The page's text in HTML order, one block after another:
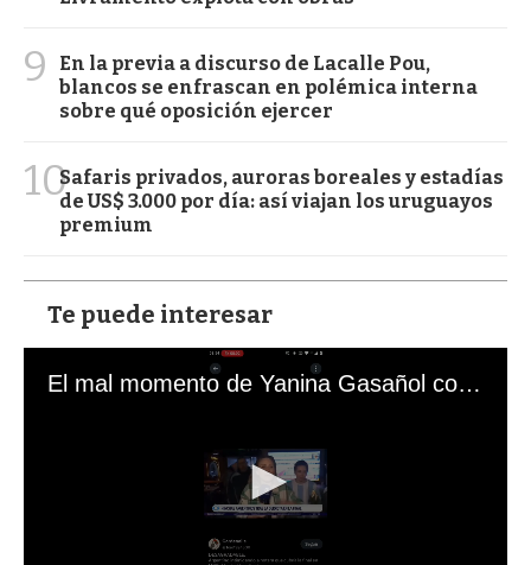
9
En la previa a discurso de Lacalle Pou,
blancos se enfrascan en polémica interna
sobre qué oposición ejercer
10Safaris privados, auroras boreales y estadías
de US$ 3.000 por día: así viajan los uruguayos
premium
Te puede interesar
El mal momento de Yanina Gasañol con un hincha argentino en "Subrayado"